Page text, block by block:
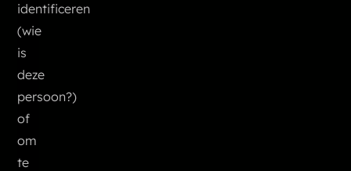
identificeren
(wie
is
deze
persoon?)
of
om
te